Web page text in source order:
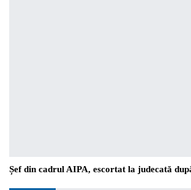
Șef din cadrul AIPA, escortat la judecată